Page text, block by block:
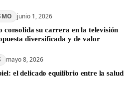
junio 1, 2026
consolida su carrera en la televisión
diversificada y de valor
mayo 8, 2026
el delicado equilibrio entre la salud